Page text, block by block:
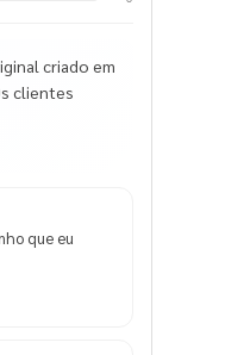
criado em
clientes
que eu